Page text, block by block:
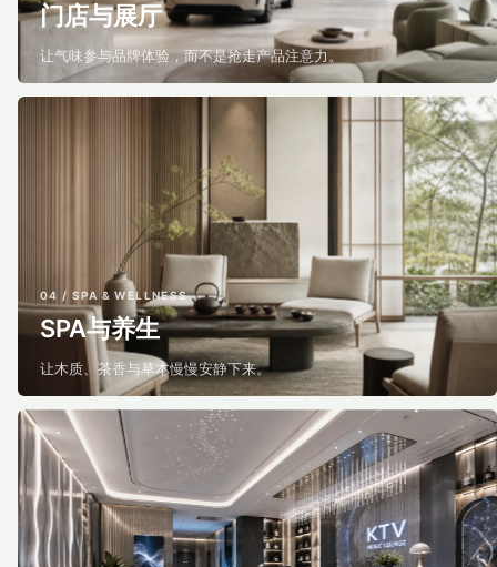
门店与展厅
让气味参与品牌体验，而不是抢走产品注意力。
04 / SPA & WELLNESS
SPA与养生
让木质、茶香与草本慢慢安静下来。